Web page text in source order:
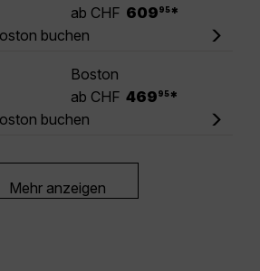
ab CHF 609 95 *
buchen
Boston
ab CHF 469 95 *
buchen
Mehr anzeigen